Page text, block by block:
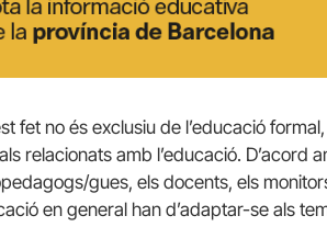
fet no és exclusiu de l’educació
relacionats amb l’educació. D’acord
gues, els docents, els
en general han d’adaptar-se als